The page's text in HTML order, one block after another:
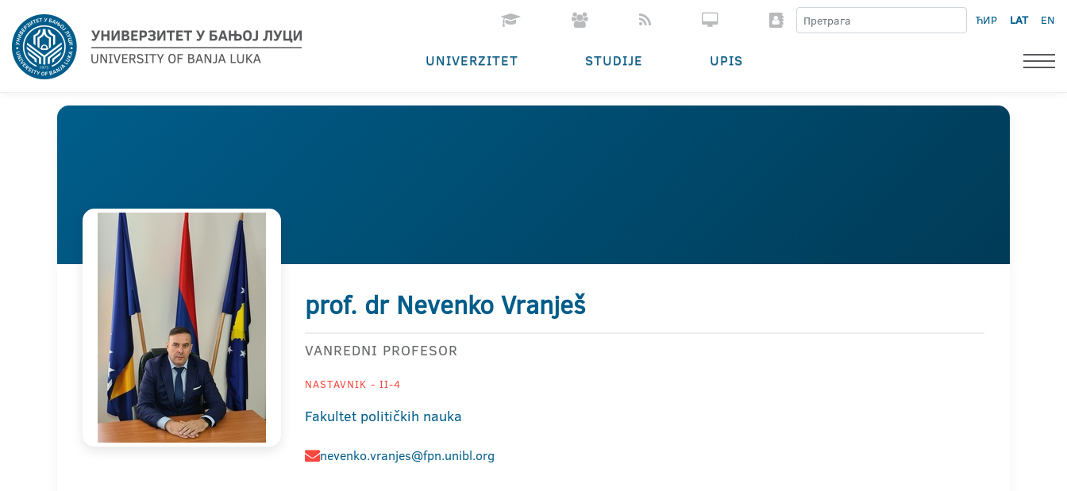
ЋИР LAT EN
UNIVERZITET STUDIJE UPIS
prof. dr Nevenko Vranješ
VANREDNI PROFESOR
NASTAVNIK - II-4
Fakultet političkih nauka
nevenko.vranjes@fpn.unibl.org